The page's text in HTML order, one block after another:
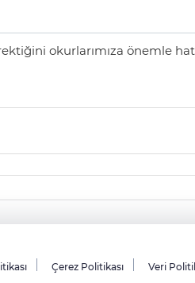
okurlarımıza önemle
Çerez Politikası Veri